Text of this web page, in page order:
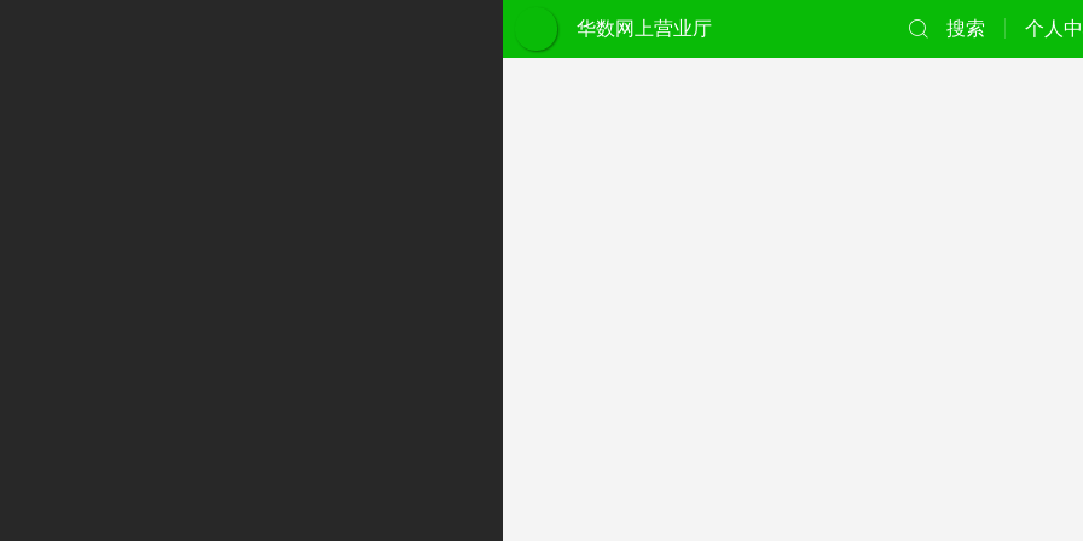
华数网上营业厅 个人
搜索